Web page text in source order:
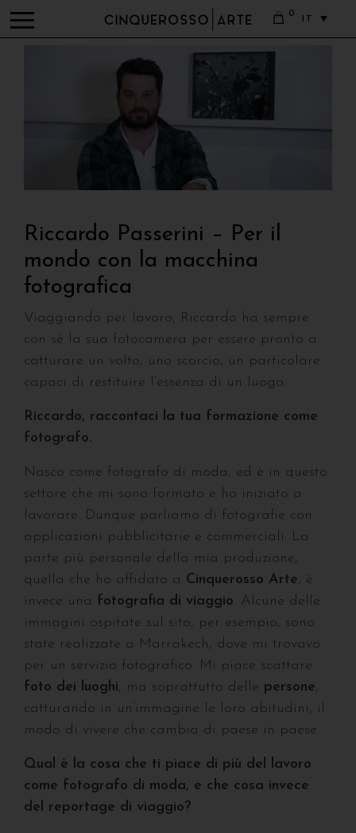
0
IT
Riccardo Passerini – Per il
mondo con la macchina
fotografica
Viaggiando per lavoro, Riccardo ha sempre
con sé la sua fotocamera per essere pronto a
catturare un volto, uno scorcio, un particolare
capaci di restituire l’essenza di un luogo.
Riccardo, raccontaci la tua formazione come
fotografo.
Nasco come fotografo di moda, ed è in questo
settore che mi sono formato e ho iniziato a
lavorare. Dunque parliamo di fotografie con
applicazioni pubblicitarie e commerciali. La
parte più personale della mia produzione,
quella che ho affidato a Cinquerosso Arte, è
invece una fotografia di viaggio . Alcune delle
immagini ospitate sul sito, per esempio, sono
state realizzate a Marrakech, dove mi trovavo
per un servizio fotografico. Mi piace scattare
foto dei luoghi, ma soprattutto delle persone,
catturando in un’immagine le loro abitudini, il
modo di vivere che cambia di paese in paese.
Qual è la cosa che ti piace di più del lavoro
come fotografo di moda, e che cosa invece
del reportage di viaggio?